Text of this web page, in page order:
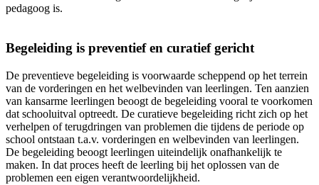
pedagoog is.
Begeleiding is preventief en curatief gericht
De preventieve begeleiding is voorwaarde scheppend op het terrein
van de vorderingen en het welbevinden van leerlingen. Ten aanzien
van kansarme leerlingen beoogt de begeleiding vooral te voorkomen
dat schooluitval optreedt. De curatieve begeleiding richt zich op het
verhelpen of terugdringen van problemen die tijdens de periode op
school ontstaan t.a.v. vorderingen en welbevinden van leerlingen.
De begeleiding beoogt leerlingen uiteindelijk onafhankelijk te
maken. In dat proces heeft de leerling bij het oplossen van de
problemen een eigen verantwoordelijkheid.